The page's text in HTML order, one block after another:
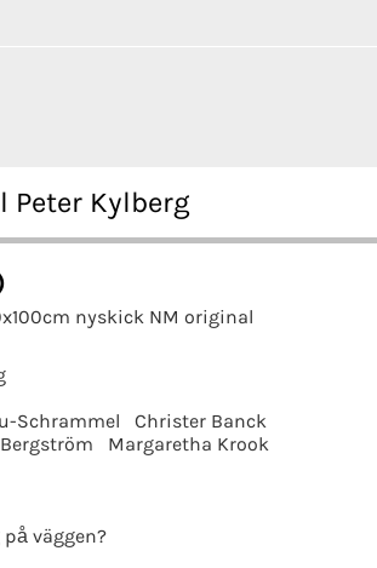
Peter Kylberg
nyskick NM original
Schrammel
Christer Banck
Margaretha Krook
på väggen?